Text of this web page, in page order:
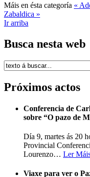
Máis en ésta categoría «
Zabaldica »
Ir arriba
Busca nesta web
Próximos actos
Conferencia de
sobre “O pazo de
Día 9, martes ás 20
Provincial
Lourenzo… Ler
Viaxe para ver o